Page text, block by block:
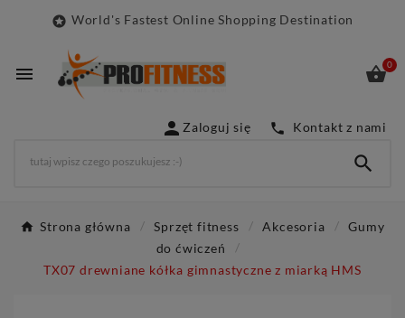
 World's Fastest Online Shopping Destination
 0
 Zaloguj się  Kontakt z nami

Strona główna Sprzęt fitness Akcesoria
Gumy
do ćwiczeń
TX07 drewniane kółka gimnastyczne z miarką HMS